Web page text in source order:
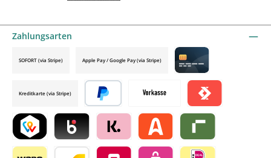
Zahlungsarten
Vorkasse Satispay by mollie
TWINT by mollieBlik by mollieKlarna by mollieAlma by mollieRiverty by mollie
SOFORT (via Stripe) Apple Pay / Google Pay (via Stripe)
Credit card by mollie
Kreditkarte (via Stripe)
Später bezahlen